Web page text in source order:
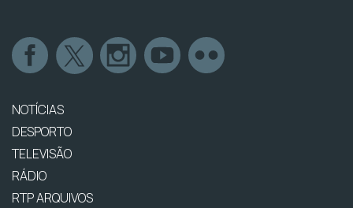
NOTÍCIAS
DESPORTO
TELEVISÃO
RÁDIO
RTP ARQUIVOS